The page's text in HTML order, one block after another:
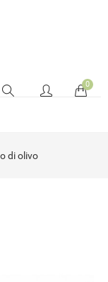
0
di olivo